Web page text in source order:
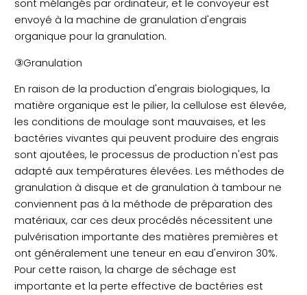
sont mélangés par ordinateur, et le convoyeur est
envoyé à la machine de granulation d'engrais
organique pour la granulation.
③Granulation
En raison de la production d'engrais biologiques, la
matière organique est le pilier, la cellulose est élevée,
les conditions de moulage sont mauvaises, et les
bactéries vivantes qui peuvent produire des engrais
sont ajoutées, le processus de production n'est pas
adapté aux températures élevées. Les méthodes de
granulation à disque et de granulation à tambour ne
conviennent pas à la méthode de préparation des
matériaux, car ces deux procédés nécessitent une
pulvérisation importante des matières premières et
ont généralement une teneur en eau d'environ 30%.
Pour cette raison, la charge de séchage est
importante et la perte effective de bactéries est